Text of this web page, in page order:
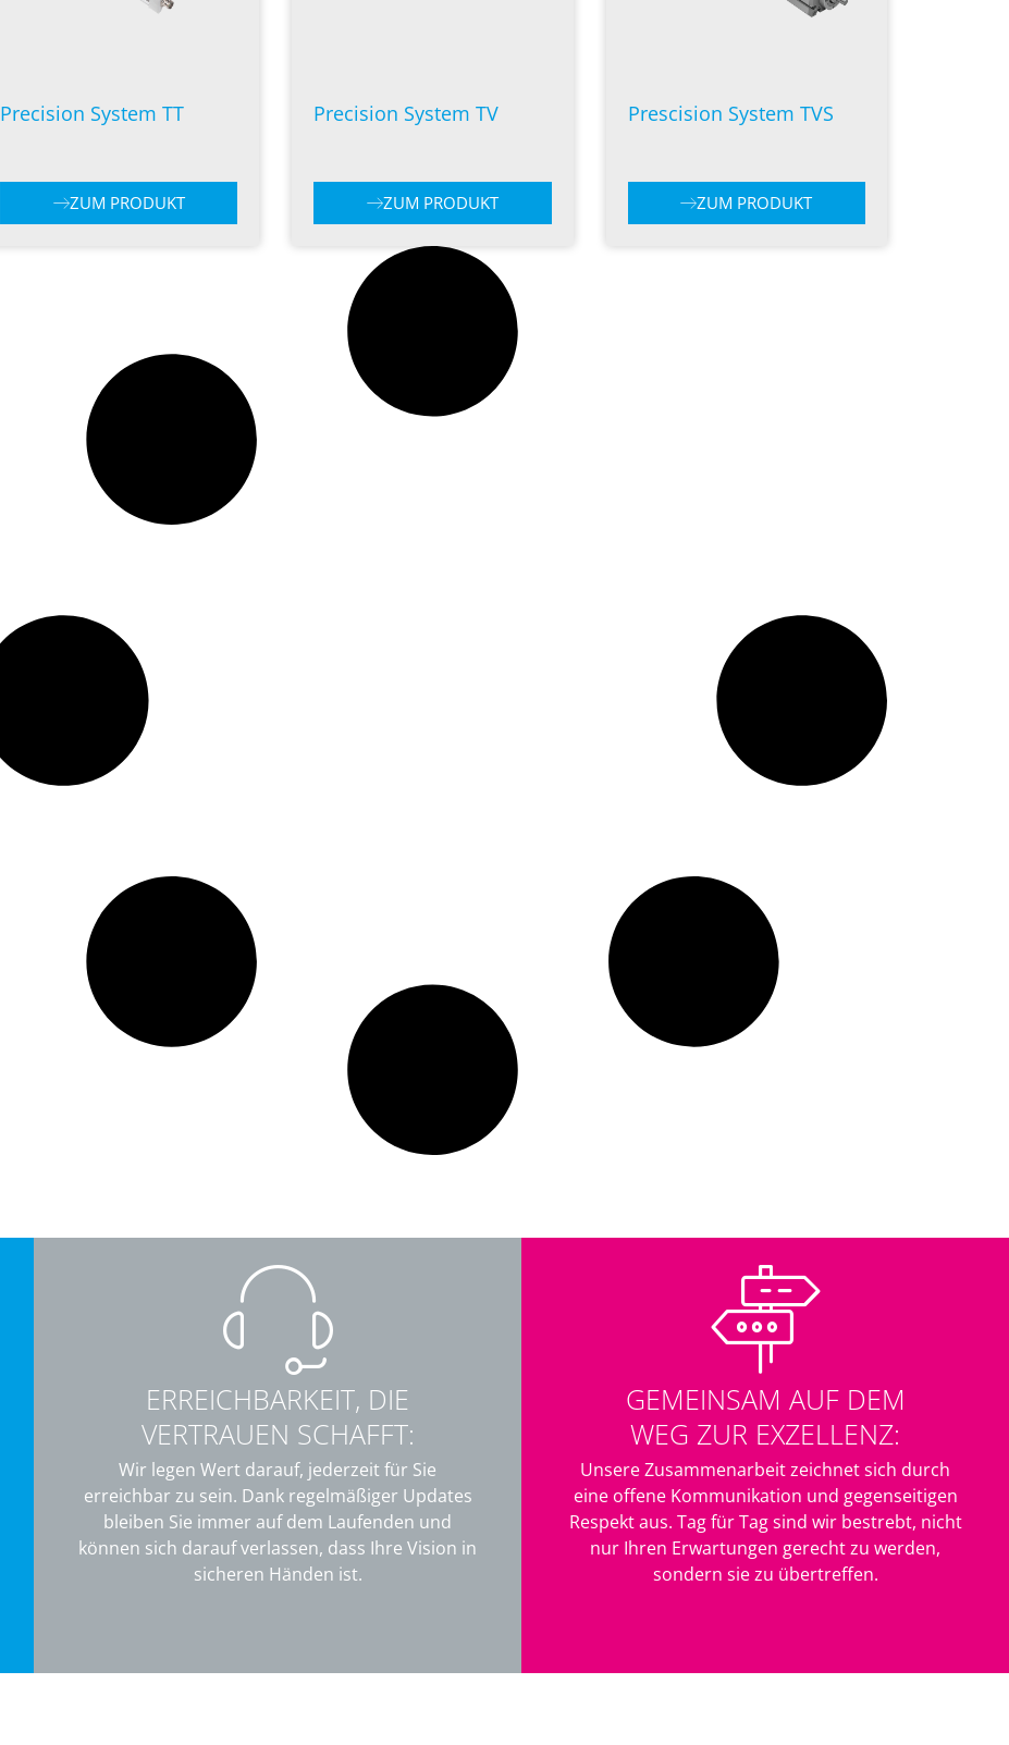
Precision System TT
ZUM PRODUKT
Precision System TV
ZUM PRODUKT
Prescision System TVS
ZUM PRODUKT
ERREICHBARKEIT, DIE
VERTRAUEN SCHAFFT:
Wir legen Wert darauf, jederzeit für Sie
erreichbar zu sein. Dank regelmäßiger Updates
bleiben Sie immer auf dem Laufenden und
können sich darauf verlassen, dass Ihre Vision in
sicheren Händen ist.
GEMEINSAM AUF DEM
WEG ZUR EXZELLENZ:
Unsere Zusammenarbeit zeichnet sich durch
eine offene Kommunikation und gegenseitigen
Respekt aus. Tag für Tag sind wir bestrebt, nicht
nur Ihren Erwartungen gerecht zu werden,
sondern sie zu übertreffen.